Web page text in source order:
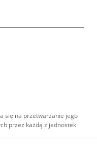
się na przetwarzanie jego
przez każdą z jednostek